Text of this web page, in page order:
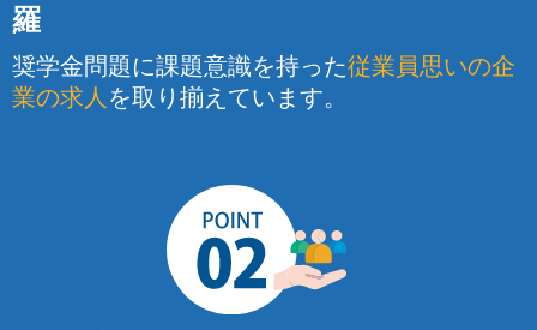
羅
奨学金問題に課題意識を持った従業員思いの企
業の求人 を取り揃えています。